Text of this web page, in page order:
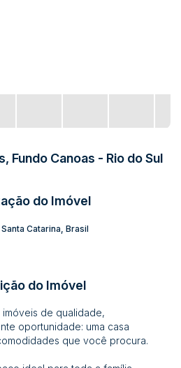
Fundo Canoas - Rio do Sul
do Imóvel
Santa Catarina Brasil
do Imóvel
de qualidade,
oportunidade: uma casa
que você procura.